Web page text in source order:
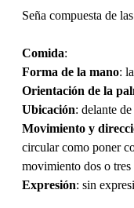
Seña compuesta de
Comida:
Forma de la mano:
Orientación de la
Ubicación: delante
Movimiento y
circular como poner
movimiento dos o tres
Expresión: sin